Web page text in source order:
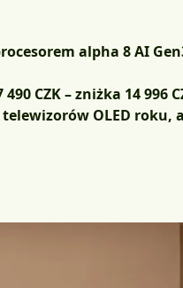
alpha 8 AI
CZK – zniżka 14 996
OLED roku,